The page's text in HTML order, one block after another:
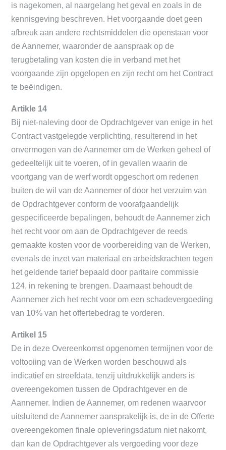
is nagekomen, al naargelang het geval en zoals in de
kennisgeving beschreven. Het voorgaande doet geen
afbreuk aan andere rechtsmiddelen die openstaan voor
de Aannemer, waaronder de aanspraak op de
terugbetaling van kosten die in verband met het
voorgaande zijn opgelopen en zijn recht om het Contract
te beëindigen.
Artikle 14
Bij niet-naleving door de Opdrachtgever van enige in het
Contract vastgelegde verplichting, resulterend in het
onvermogen van de Aannemer om de Werken geheel of
gedeeltelijk uit te voeren, of in gevallen waarin de
voortgang van de werf wordt opgeschort om redenen
buiten de wil van de Aannemer of door het verzuim van
de Opdrachtgever conform de voorafgaandelijk
gespecificeerde bepalingen, behoudt de Aannemer zich
het recht voor om aan de Opdrachtgever de reeds
gemaakte kosten voor de voorbereiding van de Werken,
evenals de inzet van materiaal en arbeidskrachten tegen
het geldende tarief bepaald door paritaire commissie
124, in rekening te brengen. Daarnaast behoudt de
Aannemer zich het recht voor om een schadevergoeding
van 10% van het offertebedrag te vorderen.
Artikel 15
De in deze Overeenkomst opgenomen termijnen voor de
voltooiing van de Werken worden beschouwd als
indicatief en streefdata, tenzij uitdrukkelijk anders is
overeengekomen tussen de Opdrachtgever en de
Aannemer. Indien de Aannemer, om redenen waarvoor
uitsluitend de Aannemer aansprakelijk is, de in de Offerte
overeengekomen finale opleveringsdatum niet nakomt,
dan kan de Opdrachtgever als vergoeding voor deze